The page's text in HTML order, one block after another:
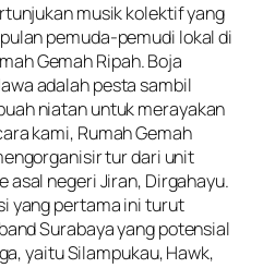
musik kolektif yang
pemuda-pemudi lokal di
Gemah Ripah. Boja
adalah pesta sambil
niatan untuk merayakan
kami, Rumah Gemah
tur dari unit
negeri Jiran, Dirgahayu.
yang pertama ini turut
Surabaya yang potensial
yaitu Silampukau, Hawk,